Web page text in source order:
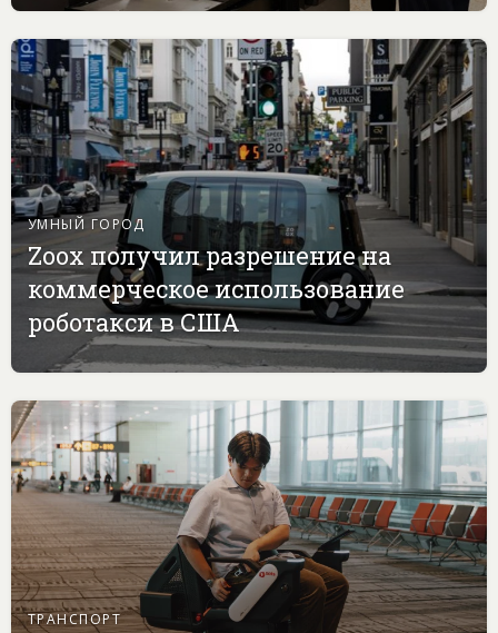
УМНЫЙ ГОРОД
Zoox получил разрешение на
коммерческое использование
роботакси в США
ТРАНСПОРТ